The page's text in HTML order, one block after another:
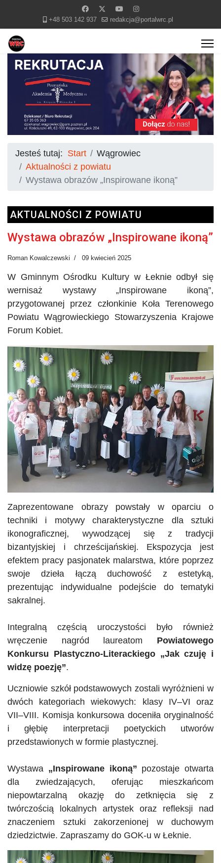
+48 503 142 937 redakcja@portalwrc.pl
Jesteś tutaj: Start
Wągrowiec
Aktualności z powiatu
Wystawa obrazów „Inspirowane ikoną”
AKTUALNOŚCI Z POWIATU
Wystawa obrazów „Inspirowane ikoną”
Roman Kowalczewski 09 kwiecień 2025
W Gminnym Ośrodku Kultury w Łeknie odbył się
wernisaż wystawy „Inspirowane ikoną”,
przygotowanej przez członkinie Koła Terenowego
Powiatu Wągrowieckiego Stowarzyszenia Krajowe
Forum Kobiet.
Zaprezentowane obrazy powstały w oparciu o
techniki i motywy charakterystyczne dla sztuki
ikonograficznej, wywodzącej się z tradycji
bizantyjskiej i chrześcijańskiej. Ekspozycja jest
efektem pracy pasjonatek malarstwa, które poprzez
swoje dzieła łączą duchowość z estetyką,
prezentując indywidualne podejście do tematyki
sakralnej.
Integralną częścią uroczystości było również
wręczenie nagród laureatom Powiatowego
Konkursu Plastyczno-Literackiego „Jak czuję i
widzę poezję”.
Uczniowie szkół podstawowych zostali wyróżnieni w
dwóch kategoriach wiekowych: klasy IV–VI oraz
VII–VIII. Komisja konkursowa doceniła oryginalność
i głębię interpretacji poetyckich utworów
przedstawionych w formie plastycznej.
Wystawa „Inspirowane ikoną” pozostaje otwarta
dla zwiedzających, oferując mieszkańcom
niepowtarzalną okazję do zetknięcia się z
twórczością lokalnych artystek oraz refleksji nad
znaczeniem sztuki zakorzenionej w duchowym
dziedzictwie. Zapraszamy do GOK-u w Łeknie.